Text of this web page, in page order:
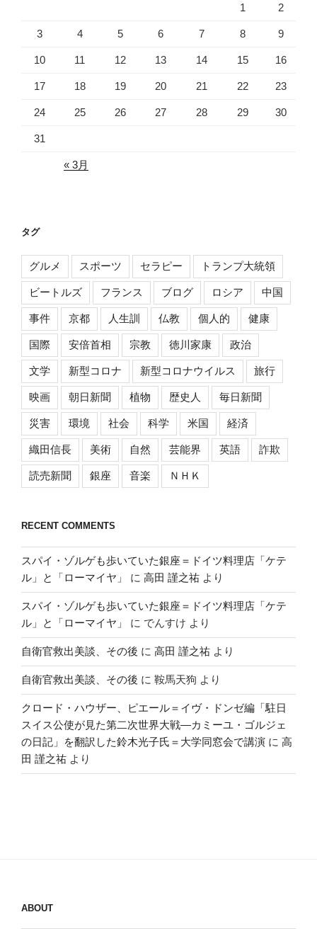
1 2
3 4 5 6 7 8 9
10 11 12 13 14 15 16
17 18 19 20 21 22 23
24 25 26 27 28 29 30
31
« 3月
タグ
グルメ スポーツ セラピー トランプ大統領
ビートルズ フランス ブログ ロシア 中国
事件 京都 人生訓 仏教 個人的 健康
国際 安倍首相 宗教 徳川家康 政治
文学 新型コロナ 新型コロナウイルス 旅行
映画 朝日新聞 植物 歴史人 毎日新聞
災害 環境 社会 科学 米国 経済
織田信長 美術 自然 芸能界 英語 詐欺
読売新聞 銀座 音楽 ＮＨＫ
RECENT COMMENTS
スパイ・ゾルゲも歩いていた銀座＝ドイツ料理店「ケテ
ル」と「ローマイヤ」
に 高田 謹之祐 より
スパイ・ゾルゲも歩いていた銀座＝ドイツ料理店「ケテ
ル」と「ローマイヤ」
に でんすけ より
自衛官救出美談、その後 に 高田 謹之祐 より
自衛官救出美談、その後 に 鞍馬天狗 より
クロード・ハウザー、ピエール＝イヴ・ドンゼ編「駐日
スイス公使が見た第二次世界大戦―カミーユ・ゴルジェ
の日記」を翻訳した鈴木光子氏＝大学同窓会で講演 に 高
田 謹之祐 より
ABOUT